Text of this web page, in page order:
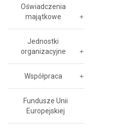
Oświadczenia
majątkowe
Jednostki
organizacyjne
Współpraca
Fundusze Unii
Europejskiej